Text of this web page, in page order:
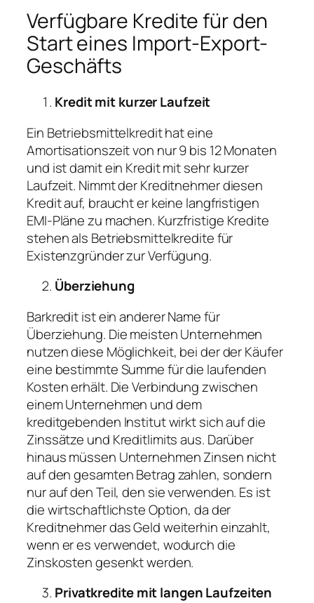
Verfügbare Kredite für den
Start eines Import-Export-
Geschäfts
Kredit mit kurzer Laufzeit
Ein Betriebsmittelkredit hat eine
Amortisationszeit von nur 9 bis 12 Monaten
und ist damit ein Kredit mit sehr kurzer
Laufzeit. Nimmt der Kreditnehmer diesen
Kredit auf, braucht er keine langfristigen
EMI-Pläne zu machen. Kurzfristige Kredite
stehen als Betriebsmittelkredite für
Existenzgründer zur Verfügung.
Überziehung
Barkredit ist ein anderer Name für
Überziehung. Die meisten Unternehmen
nutzen diese Möglichkeit, bei der der Käufer
eine bestimmte Summe für die laufenden
Kosten erhält. Die Verbindung zwischen
einem Unternehmen und dem
kreditgebenden Institut wirkt sich auf die
Zinssätze und Kreditlimits aus. Darüber
hinaus müssen Unternehmen Zinsen nicht
auf den gesamten Betrag zahlen, sondern
nur auf den Teil, den sie verwenden. Es ist
die wirtschaftlichste Option, da der
Kreditnehmer das Geld weiterhin einzahlt,
wenn er es verwendet, wodurch die
Zinskosten gesenkt werden.
Privatkredite mit langen Laufzeiten